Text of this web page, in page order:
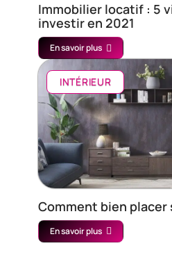
Immobilier locatif : 5
investir en 2021
En savoir plus
INTÉRIEUR
Comment bien
En savoir plus